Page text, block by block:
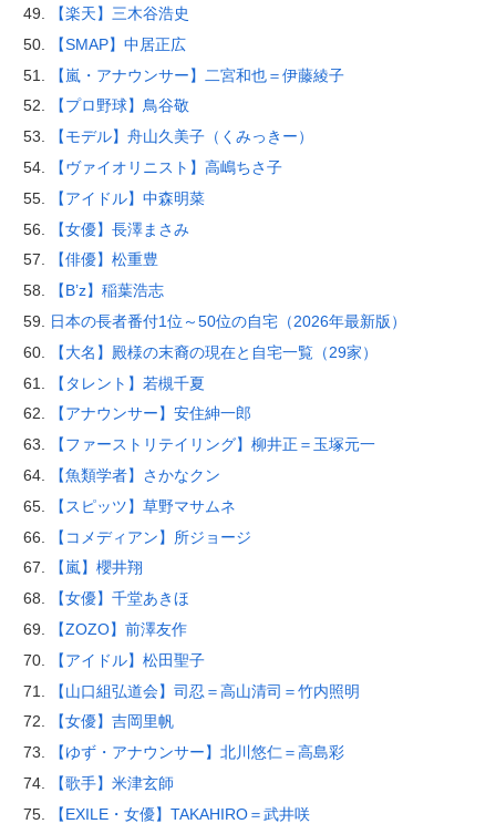
【楽天】三木谷浩史
【SMAP】中居正広
【嵐・アナウンサー】二宮和也＝伊藤綾子
【プロ野球】鳥谷敬
【モデル】舟山久美子（くみっきー）
【ヴァイオリニスト】高嶋ちさ子
【アイドル】中森明菜
【女優】長澤まさみ
【俳優】松重豊
【B’z】稲葉浩志
日本の長者番付1位～50位の自宅（2026年最新版）
【大名】殿様の末裔の現在と自宅一覧（29家）
【タレント】若槻千夏
【アナウンサー】安住紳一郎
【ファーストリテイリング】柳井正＝玉塚元一
【魚類学者】さかなクン
【スピッツ】草野マサムネ
【コメディアン】所ジョージ
【嵐】櫻井翔
【女優】千堂あきほ
【ZOZO】前澤友作
【アイドル】松田聖子
【山口組弘道会】司忍＝高山清司＝竹内照明
【女優】吉岡里帆
【ゆず・アナウンサー】北川悠仁＝高島彩
【歌手】米津玄師
【EXILE・女優】TAKAHIRO＝武井咲